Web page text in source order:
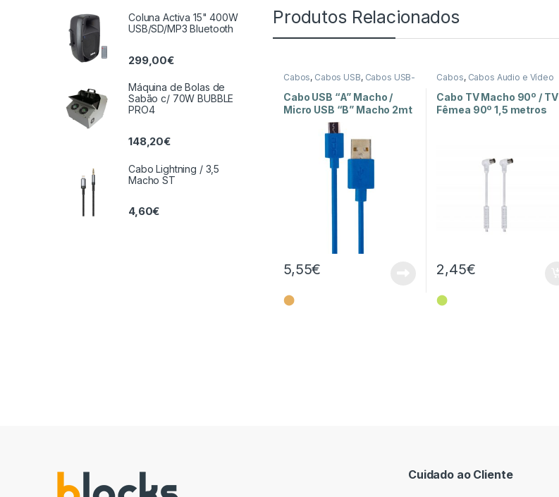
Produtos Relacionados
Cabos, Cabos USB, Cabos USB-
Cabo USB “A” Macho /
Micro USB “B” Macho 2mt
5,55€
⬤
Cabos, Cabos Áudio e Vídeo
Cabo TV Macho 90º / TV
Fêmea 90º 1,5 metros
2,45€
⬤
Coluna Activa 15" 400W
USB/SD/MP3 Bluetooth
299,00€
Máquina de Bolas de
Sabão c/ 70W BUBBLE
PRO4
148,20€
Cabo Lightning / 3,5
Macho ST
4,60€
Cuidado ao Cliente